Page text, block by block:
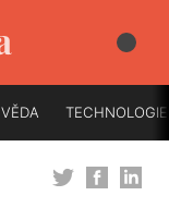
VĚDA TECHNOLOGIE